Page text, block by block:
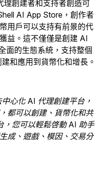
理創建者和支持者創造可
AI App Store，創作者
用戶可以支持有前景的代
益。這不僅僅是創建 AI
面的生態系統，支持整個
和應用到貨幣化和增長。
心化 AI 代理創建平台，
都可以創建、貨幣化和共
，您可以輕鬆啓動 AI 助手
成、遊戲、模因、交易分